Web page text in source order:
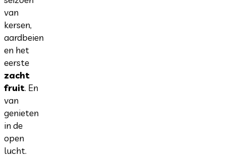
van
kersen,
aardbeien
en het
eerste
zacht
fruit. En
van
genieten
in de
open
lucht.